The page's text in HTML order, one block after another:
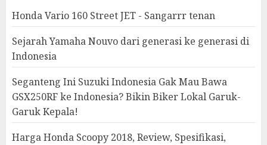
Honda Vario 160 Street JET - Sangarrr tenan
Sejarah Yamaha Nouvo dari generasi ke generasi di
Indonesia
Seganteng Ini Suzuki Indonesia Gak Mau Bawa
GSX250RF ke Indonesia? Bikin Biker Lokal Garuk-
Garuk Kepala!
Harga Honda Scoopy 2018, Review, Spesifikasi,